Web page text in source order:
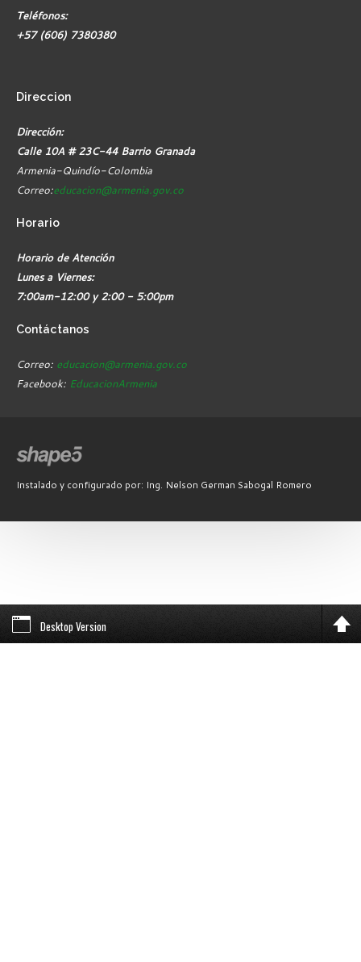
Teléfonos:
+57 (606) 7380380
Direccion
Dirección:
Calle 10A # 23C-44 Barrio Granada
Armenia-Quindío-Colombia
Correo:educacion@armenia.gov.co
Horario
Horario de Atención
Lunes a Viernes:
7:00am-12:00 y 2:00 - 5:00pm
Contáctanos
Correo: educacion@armenia.gov.co
Facebook: EducacionArmenia
Instalado y configurado por: Ing. Nelson German Sabogal Romero
Desktop Version